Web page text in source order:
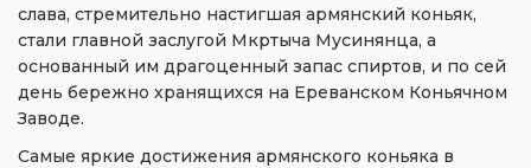
слава, стремительно настигшая армянский коньяк,
стали главной заслугой Мкртыча Мусинянца, а
основанный им драгоценный запас спиртов, и по сей
день бережно хранящихся на Ереванском Коньячном
Заводе.
Самые яркие достижения армянского коньяка в